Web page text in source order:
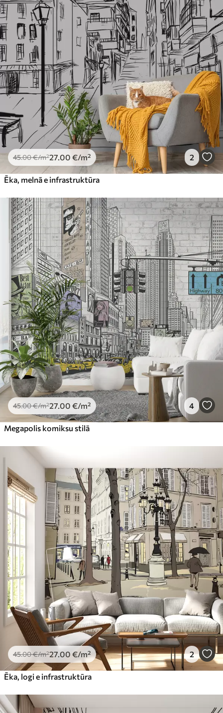
Standarts
45.0027.00 €/m²
Premium
56 .6734 .00€/m²
Premium vinils
65 39 .00 €/m²
Peel and Stick
81.6548.99€/m²
45.00€/m²27 .00 €/m² 2
Ēka, melnā e infrastruktūra
45.00€/m²27 .00 €/m² 4
Megapolis komiksu stilā
45.00€/m²27 .00 €/m² 2
Ēka, logi e infrastruktūra